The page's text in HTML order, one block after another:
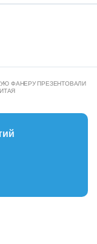
ФАНЕРУ ПРЕЗЕНТОВАЛИ